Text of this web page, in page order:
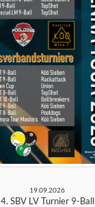
19.09.2026
4. SBV LV Turnier 9-Ball